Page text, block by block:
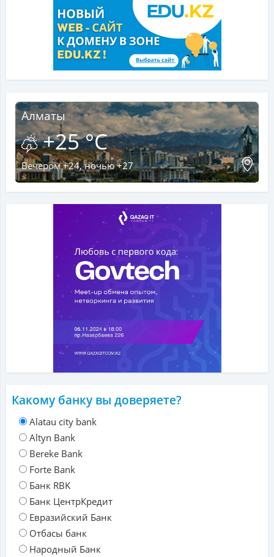
Алматы
+25 °C
Вечером +24, ночью +27
Какому банку вы доверяете?
Alatau city bank
Altyn Bank
Bereke Bank
Forte Bank
Банк RBK
Банк ЦентрКредит
Евразийский Банк
Отбасы банк
Народный Банк